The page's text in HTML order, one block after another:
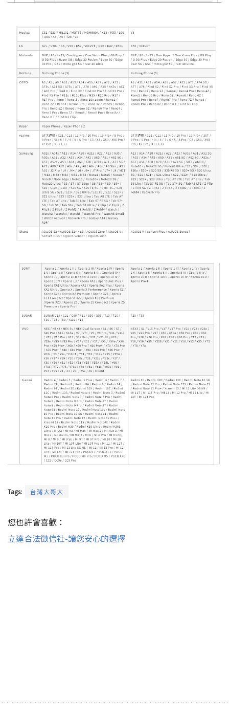
Tags: 台灣大哥大
您也許會喜歡：
立達合法徵信社-讓您安心的選擇